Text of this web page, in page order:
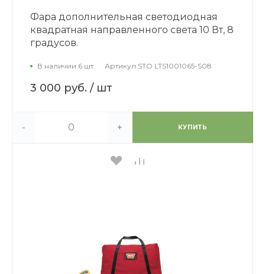
Фара дополнительная светодиодная
квадратная направленного света 10 Вт, 8
градусов.
В наличии 6 шт. Артикул STO LTS1001065-S08
3 000 руб. / шт
- + КУПИТЬ